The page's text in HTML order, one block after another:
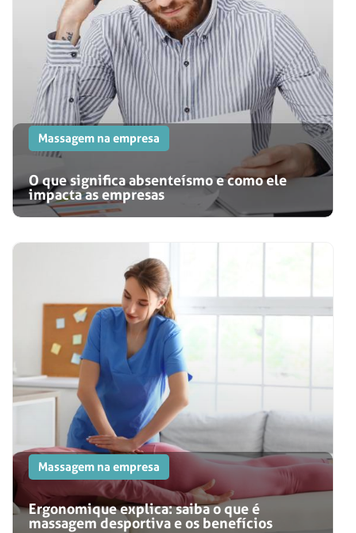
Massagem na empresa
O que significa absenteísmo e como ele
impacta as empresas
Massagem na empresa
Ergonomique explica: saiba o que é
massagem desportiva e os benefícios